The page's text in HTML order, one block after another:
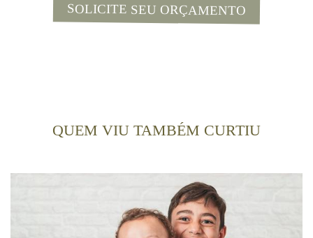
SOLICITE SEU ORÇAMENTO
QUEM VIU TAMBÉM CURTIU